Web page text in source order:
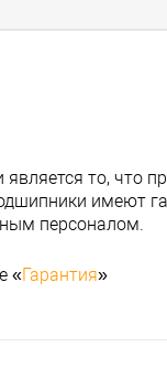
то, что
имеют
персоналом.
«Гарантия»